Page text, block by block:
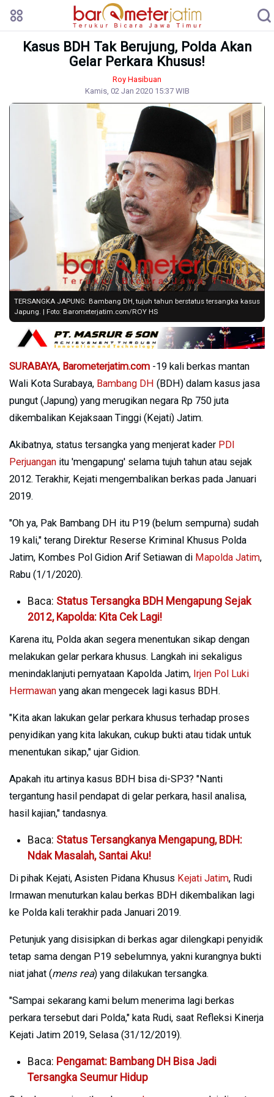
Kasus BDH Tak Berujung, Polda Akan
Gelar Perkara Khusus!
Roy Hasibuan
Kamis, 02 Jan 2020 15:37 WIB
TERSANGKA JAPUNG: Bambang DH, tujuh tahun berstatus tersangka kasus
Japung. | Foto: Barometerjatim.com/ROY HS
SURABAYA, Barometerjatim.com -19 kali berkas mantan
Wali Kota Surabaya, Bambang DH (BDH) dalam kasus jasa
pungut (Japung) yang merugikan negara Rp 750 juta
dikembalikan Kejaksaan Tinggi (Kejati) Jatim.
Akibatnya, status tersangka yang menjerat kader PDI
Perjuangan itu 'mengapung' selama tujuh tahun atau sejak
2012. Terakhir, Kejati mengembalikan berkas pada Januari
2019.
"Oh ya, Pak Bambang DH itu P19 (belum sempurna) sudah
19 kali," terang Direktur Reserse Kriminal Khusus Polda
Jatim, Kombes Pol Gidion Arif Setiawan di Mapolda Jatim,
Rabu (1/1/2020).
Baca: Status Tersangka BDH Mengapung Sejak
2012, Kapolda: Kita Cek Lagi!
Karena itu, Polda akan segera menentukan sikap dengan
melakukan gelar perkara khusus. Langkah ini sekaligus
menindaklanjuti pernyataan Kapolda Jatim, Irjen Pol Luki
Hermawan yang akan mengecek lagi kasus BDH.
"Kita akan lakukan gelar perkara khusus terhadap proses
penyidikan yang kita lakukan, cukup bukti atau tidak untuk
menentukan sikap," ujar Gidion.
Apakah itu artinya kasus BDH bisa di-SP3? "Nanti
tergantung hasil pendapat di gelar perkara, hasil analisa,
hasil kajian," tandasnya.
Baca: Status Tersangkanya Mengapung, BDH:
Ndak Masalah, Santai Aku!
Di pihak Kejati, Asisten Pidana Khusus Kejati Jatim, Rudi
Irmawan menuturkan kalau berkas BDH dikembalikan lagi
ke Polda kali terakhir pada Januari 2019.
Petunjuk yang disisipkan di berkas agar dilengkapi penyidik
tetap sama dengan P19 sebelumnya, yakni kurangnya bukti
niat jahat (mens rea) yang dilakukan tersangka.
"Sampai sekarang kami belum menerima lagi berkas
perkara tersebut dari Polda," kata Rudi, saat Refleksi Kinerja
Kejati Jatim 2019, Selasa (31/12/2019).
Baca: Pengamat: Bambang DH Bisa Jadi
Tersangka Seumur Hidup